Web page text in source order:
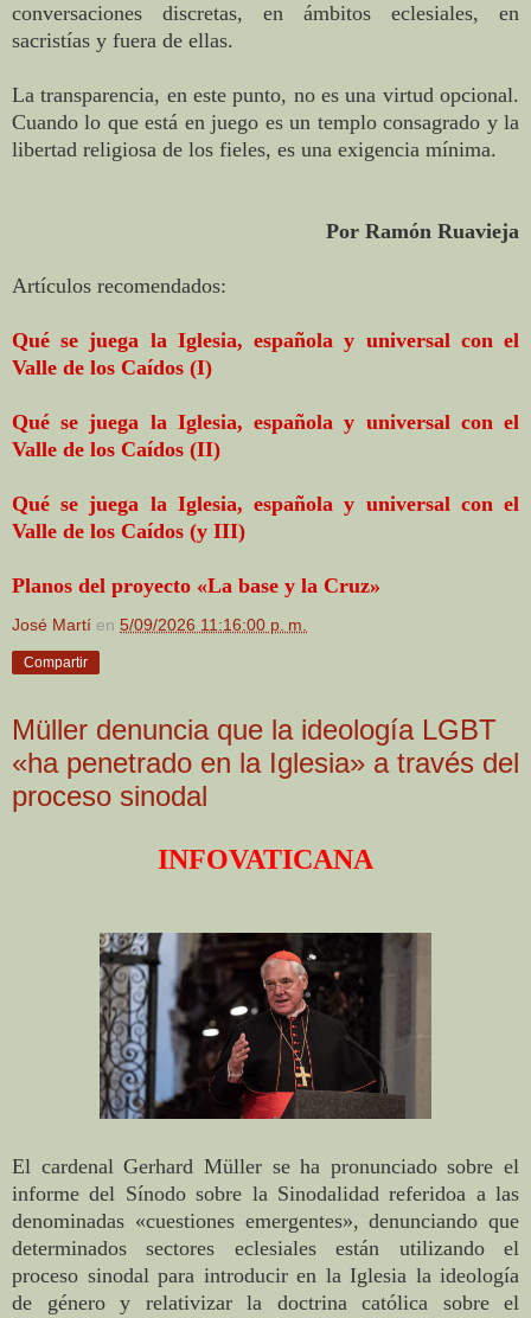
conversaciones discretas, en ámbitos eclesiales, en
sacristías y fuera de ellas.
La transparencia, en este punto, no es una virtud opcional.
Cuando lo que está en juego es un templo consagrado y la
libertad religiosa de los fieles, es una exigencia mínima.
Por Ramón Ruavieja
Artículos recomendados:
Qué se juega la Iglesia, española y universal con el
Valle de los Caídos (I)
Qué se juega la Iglesia, española y universal con el
Valle de los Caídos (II)
Qué se juega la Iglesia, española y universal con el
Valle de los Caídos (y III)
Planos del proyecto «La base y la Cruz»
José Martí en 5/09/2026 11:16:00 p. m.
Compartir
Müller denuncia que la ideología LGBT
«ha penetrado en la Iglesia» a través del
proceso sinodal
INFOVATICANA
El cardenal Gerhard Müller se ha pronunciado sobre el
informe del Sínodo sobre la Sinodalidad referidoa a las
denominadas «cuestiones emergentes», denunciando que
determinados sectores eclesiales están utilizando el
proceso sinodal para introducir en la Iglesia la ideología
de género y relativizar la doctrina católica sobre el